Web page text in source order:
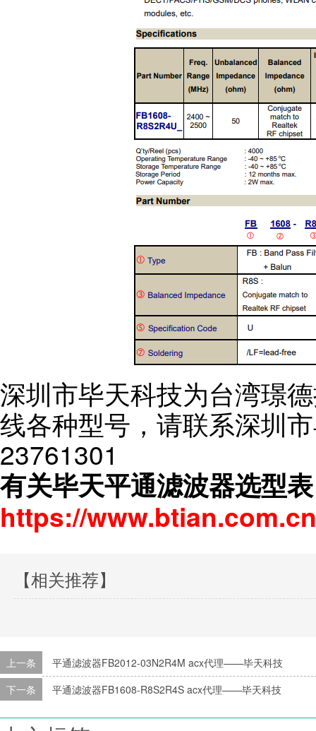
深圳市毕天科技为台湾璟
线各种型号，请联系深圳
23761301
有关毕天平通滤波器选型
https://
【相关推荐】
上一条
平通滤波器FB2012-03N2R4M acx代理——毕天科技
下一条
平通滤波器FB1608-R8S2R4S acx代理——毕天科技